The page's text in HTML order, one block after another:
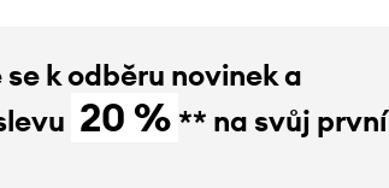
k odběru novinek a
20 % ** na svůj první